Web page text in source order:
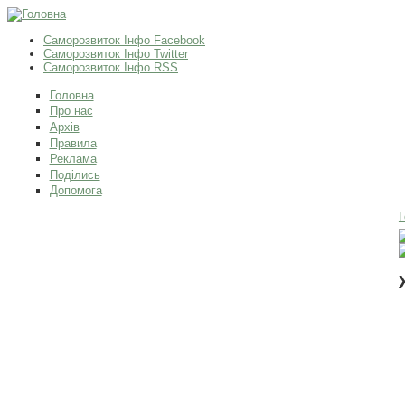
Саморозвиток Інфо Facebook
Саморозвиток Інфо Twitter
Саморозвиток Інфо RSS
Головна
Про нас
Архів
Правила
Реклама
Поділись
Допомога